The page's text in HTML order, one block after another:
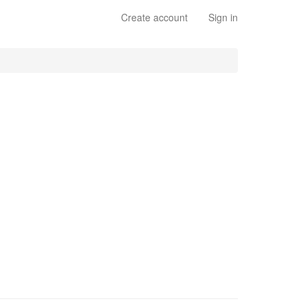
Create account Sign in